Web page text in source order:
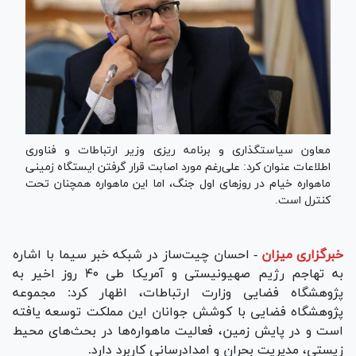
معاون سیاستگذاری و برنامه ریزی وزیر ارتباطات و فناوری
اطلاعات عنوان کرد: علی‌رغم مورد اصابت قرار گرفتن ایستگاه زمینی
ماهواره خیام در روز‌های اول جنگ، اما این ماهواره همچنان تحت
کنترل است.
خبرگزاری میزان - احسان چیت‌ساز در شبکه خبر سیما با اشاره
به تهاجم رژیم صهیونیستی و آمریکا طی ۴۰ روز اخیر به
پژوهشگاه فضایی وزارت ارتباطات، اظهار کرد: مجموعه
پژوهشگاه فضایی با کوشش جوانان این مملکت توسعه یافته
است و در پایش زمین، فعالیت ماهواره‌ها در بحث‌های محیط
زیستی، مدیریت بحران و امدادرسانی کاربرد دارد.